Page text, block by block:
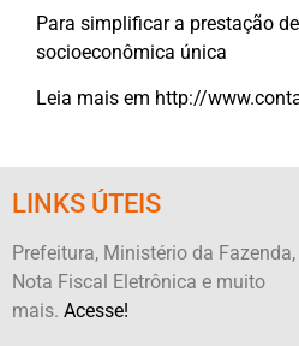
Para simplificar a prestação
socioeconômica única
Leia mais em http://
LINKS ÚTEIS
Prefeitura, Ministério da Fazenda,
Nota Fiscal Eletrônica e muito
mais. Acesse!